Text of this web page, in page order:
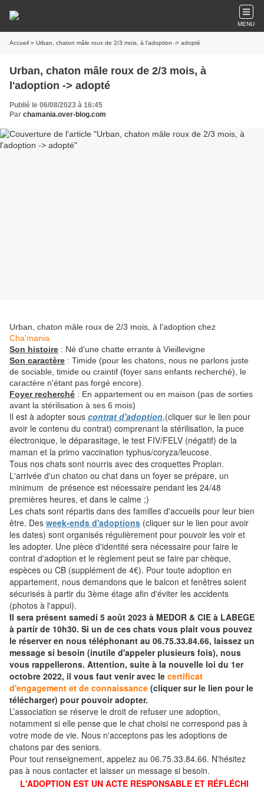
MENU
Accueil » Urban, chaton mâle roux de 2/3 mois, à l'adoption -> adopté
Urban, chaton mâle roux de 2/3 mois, à
l'adoption -> adopté
Publié le 06/08/2023 à 16:45
Par chamania.over-blog.com
Urban, chaton mâle roux de 2/3 mois, à l'adoption chez
Cha'mania
Son histoire : Né d'une chatte errante à Vieillevigne
Son caractère : Timide (pour les chatons, nous ne parlons juste
de sociable, timide ou craintif (foyer sans enfants recherché), le
caractère n'étant pas forgé encore).
Foyer recherché : En appartement ou en maison (pas de sorties
avant la stérilisation à ses 6 mois)
Il est à adopter sous contrat d'adoption,(cliquer sur le lien pour
avoir le contenu du contrat) comprenant la stérilisation, la puce
électronique, le déparasitage, le test FIV/FELV (négatif) de la
maman et la primo vaccination typhus/coryza/leucose.
Tous nos chats sont nourris avec des croquettes Proplan.
L'arrivée d'un chaton ou chat dans un foyer se prépare, un
minimum de présence est nécessaire pendant les 24/48
premières heures, et dans le calme ;)
Les chats sont répartis dans des familles d'accueils pour leur bien
être. Des week-ends d'adoptions (cliquer sur le lien pour avoir
les dates) sont organisés régulièrement pour pouvoir les voir et
les adopter. Une pièce d'identité sera nécessaire pour faire le
contrat d'adoption et le règlement peut se faire par chèque,
espèces ou CB (supplément de 4€). Pour toute adoption en
appartement, nous demandons que le balcon et fenêtres soient
sécurisés à partir du 3ème étage afin d'éviter les accidents
(photos à l'appui).
Il sera présent samedi 5 août 2023 à MEDOR & CIE à LABEGE
à partir de 10h30. Si un de ces chats vous plait vous pouvez
le réserver en nous téléphonant au 06.75.33.84.66, laissez un
message si besoin (inutile d'appeler plusieurs fois), nous
vous rappellerons. Attention, suite à la nouvelle loi du 1er
octobre 2022, il vous faut venir avec le certificat
d'engagement et de connaissance (cliquer sur le lien pour le
télécharger) pour pouvoir adopter.
L’association se réserve le droit de refuser une adoption,
notamment si elle pense que le chat choisi ne correspond pas à
votre mode de vie. Nous n'acceptons pas les adoptions de
chatons par des seniors.
Pour tout renseignement, appelez au 06.75.33.84.66. N'hésitez
pas à nous contacter et laisser un message si besoin.
L'ADOPTION EST UN ACTE RESPONSABLE ET RÉFLÉCHI